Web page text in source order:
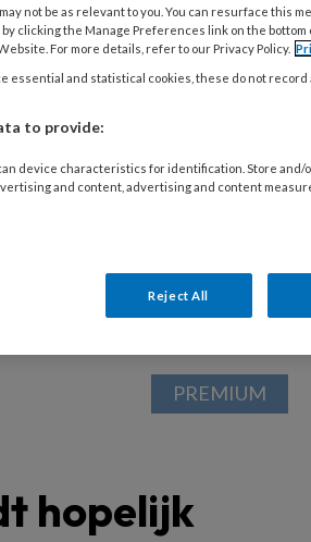
hopelijk
PREMIUM
not be as relevant to you. You can resurface this
clicking the Manage Preferences link on the bottom
For more details, refer to our Privacy Policy.
essential and statistical cookies, these do not record
to provide:
device characteristics for identification. Store and/
and content, advertising and content
Reject All